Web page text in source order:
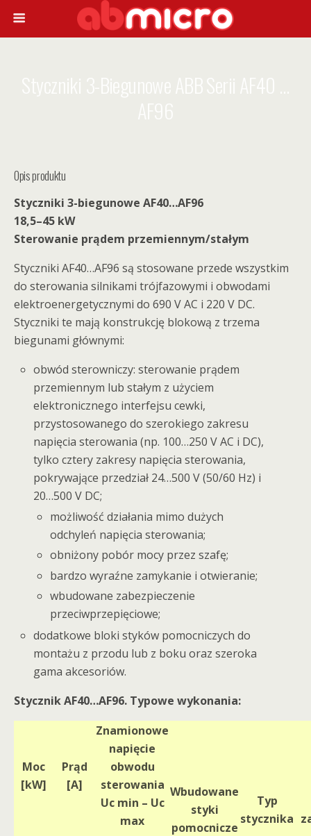
Opis produktu
Styczniki 3-biegunowe AF40…AF96
18,5–45 kW
Sterowanie prądem przemiennym/stałym
Styczniki AF40…AF96 są stosowane przede wszystkim
do sterowania silnikami trójfazowymi i obwodami
elektroenergetycznymi do 690 V AC i 220 V DC.
Styczniki te mają konstrukcję blokową z trzema
biegunami głównymi:
obwód sterowniczy: sterowanie prądem
przemiennym lub stałym z użyciem
elektronicznego interfejsu cewki,
przystosowanego do szerokiego zakresu
napięcia sterowania (np. 100…250 V AC i DC),
tylko cztery zakresy napięcia sterowania,
pokrywające przedział 24…500 V (50/60 Hz) i
20…500 V DC;
możliwość działania mimo dużych
odchyleń napięcia sterowania;
obniżony pobór mocy przez szafę;
bardzo wyraźne zamykanie i otwieranie;
wbudowane zabezpieczenie
przeciwprzepięciowe;
dodatkowe bloki styków pomocniczych do
montażu z przodu lub z boku oraz szeroka
gama akcesoriów.
Stycznik AF40…AF96. Typowe wykonania:
Moc
[kW]
Prąd
[A]
Znamionowe
napięcie
obwodu
sterowania
Uc min – Uc
max
Wbudowane
styki
pomocnicze
Typ
stycznika